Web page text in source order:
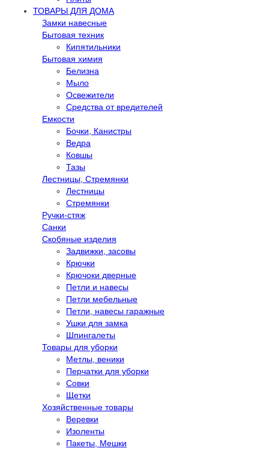
ТОВАРЫ ДЛЯ ДОМА
Замки навесные
Бытовая техник
Кипятильники
Бытовая химия
Белизна
Мыло
Освежители
Средства от вредителей
Емкости
Бочки, Канистры
Ведра
Ковшы
Тазы
Лестницы, Стремянки
Лестницы
Стремянки
Ручки-стяж
Санки
Скобяные изделия
Задвижки, засовы
Крючки
Крючоки дверные
Петли и навесы
Петли мебельные
Петли, навесы гаражные
Ушки для замка
Шпингалеты
Товары для уборки
Метлы, веники
Перчатки для уборки
Совки
Щетки
Хозяйственные товары
Веревки
Изоленты
Пакеты, Мешки